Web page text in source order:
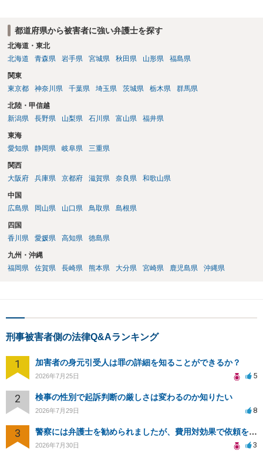
都道府県から被害者に強い弁護士を探す
北海道・東北
北海道
青森県 岩手県 宮城県 秋田県 山形県 福島県
関東
東京都
神奈川県 千葉県 埼玉県 茨城県 栃木県 群馬県
北陸・甲信越
新潟県
長野県 山梨県 石川県 富山県 福井県
東海
愛知県
静岡県 岐阜県 三重県
関西
大阪府
兵庫県 京都府 滋賀県 奈良県 和歌山県
中国
広島県
岡山県 山口県 鳥取県 島根県
四国
香川県
愛媛県 高知県 徳島県
九州・沖縄
福岡県
佐賀県 長崎県 熊本県 大分県 宮崎県 鹿児島県 沖縄県
刑事被害者側の法律Q&Aランキング
1 加害者の身元引受人は罪の詳細を知ることができるか？
2026年7月25日 5
2 検事の性別で起訴判断の厳しさは変わるのか知りたい
2026年7月29日 8
3 警察には弁護士を勧められましたが、費用対効果で依頼をすることを躊躇しています。
2026年7月30日 3